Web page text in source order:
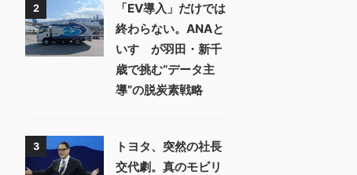
2
「EV導入」だけでは
終わらない。ANAと
いすゞが羽田・新千
歳で挑む“データ主
導”の脱炭素戦略
3
トヨタ、突然の社長
交代劇。真のモビリ